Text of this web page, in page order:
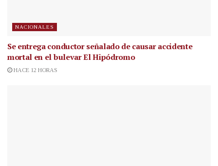
NACIONALES
Se entrega conductor señalado de causar accidente
mortal en el bulevar El Hipódromo
HACE 12 HORAS